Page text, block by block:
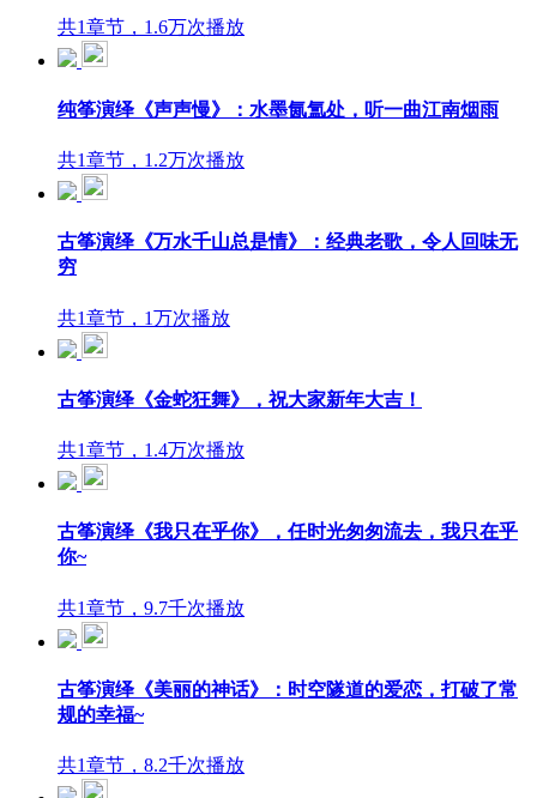
共1章节，1.6万次播放
纯筝演绎《声声慢》：水墨氤氲处，听一曲江南烟雨
共1章节，1.2万次播放
古筝演绎《万水千山总是情》：经典老歌，令人回味无
穷
共1章节，1万次播放
古筝演绎《金蛇狂舞》，祝大家新年大吉！
共1章节，1.4万次播放
古筝演绎《我只在乎你》，任时光匆匆流去，我只在乎
你~
共1章节，9.7千次播放
古筝演绎《美丽的神话》：时空隧道的爱恋，打破了常
规的幸福~
共1章节，8.2千次播放